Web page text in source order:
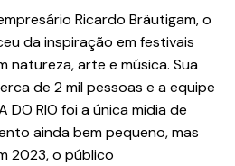
Ricardo Bräutigam, o
da inspiração em festivais
natureza, arte e música. Sua
de 2 mil pessoas e a equipe
DO RIO foi a única mídia de
ainda bem pequeno, mas
2023, o público